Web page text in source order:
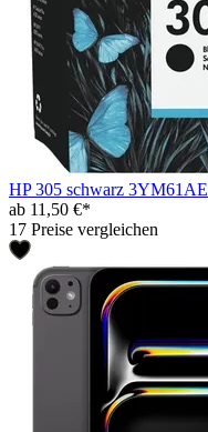
HP 305 schwarz 3YM61AE
ab 11,50 €*
17 Preise vergleichen